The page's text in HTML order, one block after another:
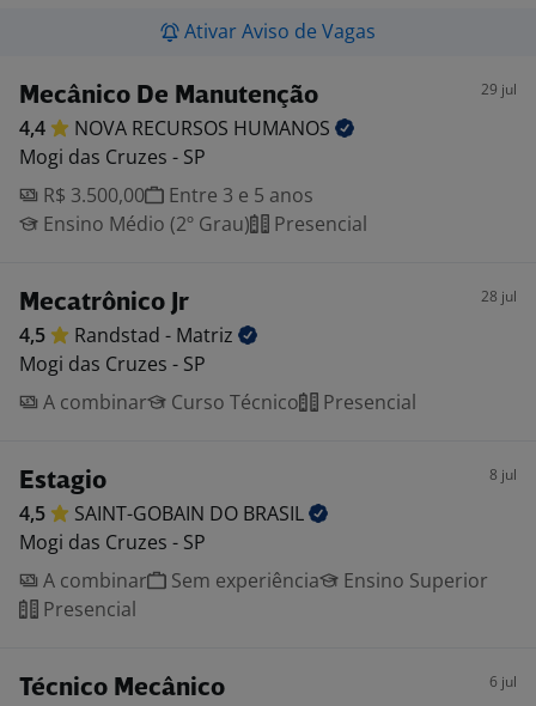
Ativar Aviso de Vagas
Mecânico De Manutenção 29 jul
4,4 NOVA RECURSOS HUMANOS
Mogi das Cruzes - SP
R$ 3.500,00
Entre 3 e 5 anos
Ensino Médio (2º Grau)
Presencial
Mecatrônico Jr 28 jul
4,5 Randstad - Matriz
Mogi das Cruzes - SP
A combinar
Curso Técnico Presencial
Estagio 8 jul
4,5 SAINT-GOBAIN DO BRASIL
Mogi das Cruzes - SP
A combinar
Sem experiência
Ensino Superior
Presencial
Técnico Mecânico 6 jul